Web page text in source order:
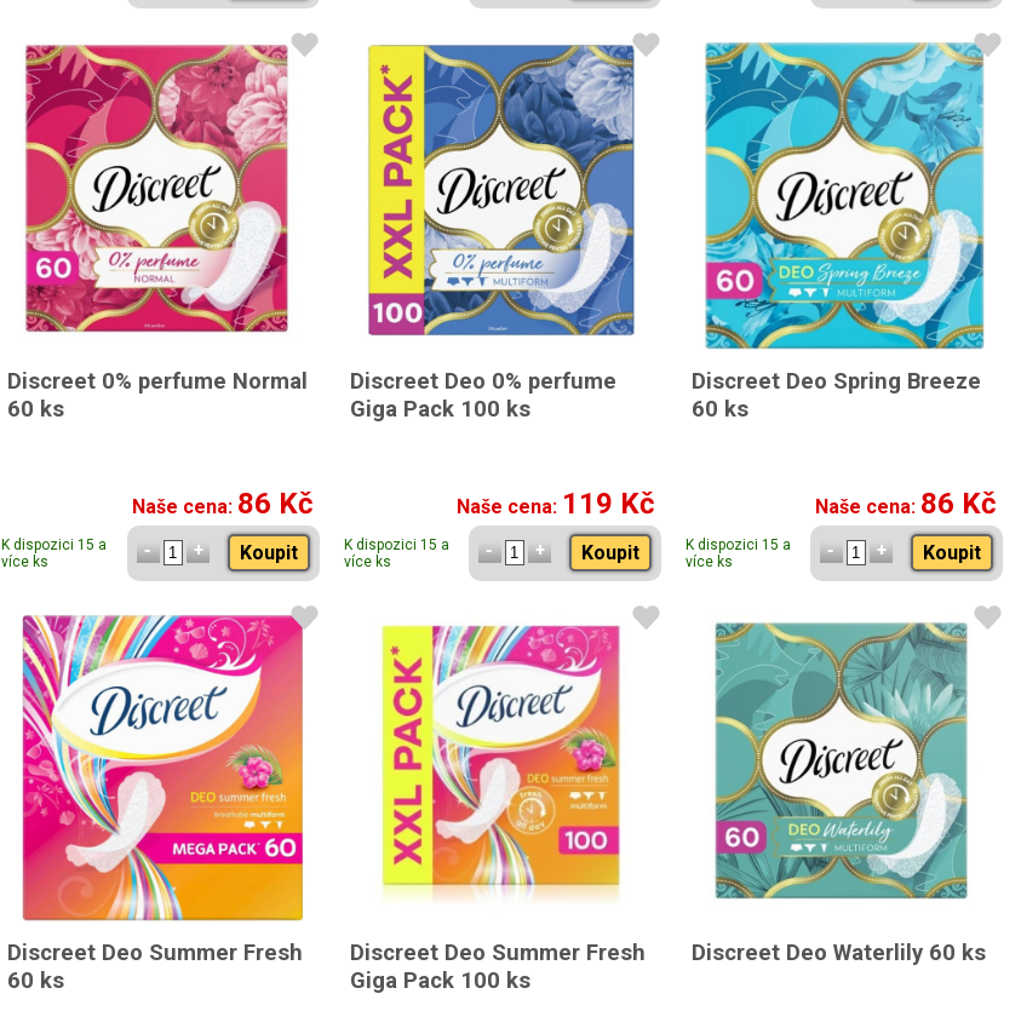
Discreet 0% perfume Normal
60 ks
Naše cena: 86 Kč
K dispozici 15 a
více ks
Koupit
Discreet Deo 0% perfume
Giga Pack 100 ks
Naše cena: 119 Kč
K dispozici 15 a
více ks
Koupit
Discreet Deo Spring Breeze
60 ks
Naše cena: 86 Kč
K dispozici 15 a
více ks
Koupit
Discreet Deo Summer Fresh
60 ks
Discreet Deo Summer Fresh
Giga Pack 100 ks
Discreet Deo Waterlily 60 ks